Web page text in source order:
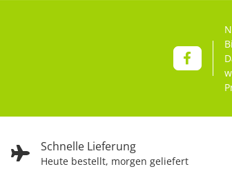
Schnelle Lieferung
Heute bestellt, morgen geliefert